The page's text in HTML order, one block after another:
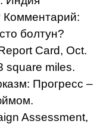
Комментарий:
болтун?
Card, Oct.
square miles.
Прогресс –
Assessment,